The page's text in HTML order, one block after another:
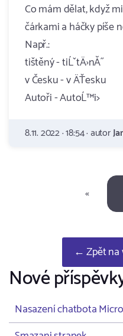
Co mám dělat, když
čárkami a háčky píše
Např.:
tištěný - tiĹˇtÄ›nĂ˝
v Česku - v ÄŤesku
Autoři - AutoĹ™i>
8.11. 2022 · 18:54 · autor
«
← Zpět na
Nové
Nasazení chatbota